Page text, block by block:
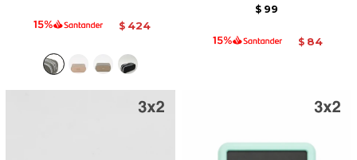
$ 424
$ 99
$ 84